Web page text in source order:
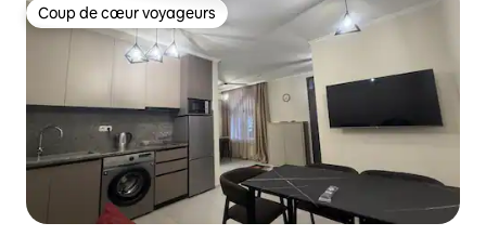
Coup de cœur voyageurs
Coup de cœur voyageurs